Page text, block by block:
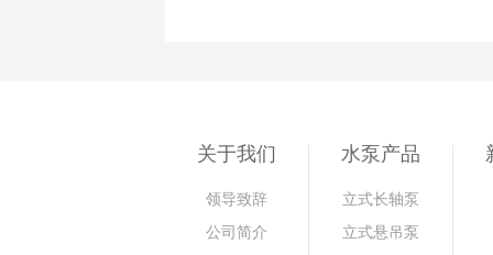
关于我们
领导致辞
公司简介
水泵产品
立式长轴泵
立式悬吊泵